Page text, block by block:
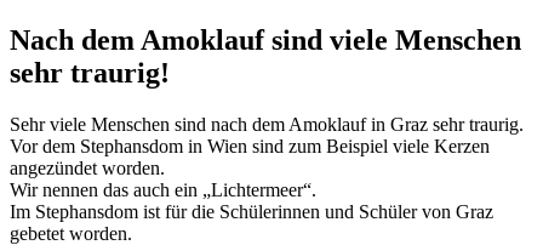
Nach dem Amoklauf sind viele Menschen
sehr traurig!
Sehr viele Menschen sind nach dem Amoklauf in Graz sehr traurig.
Vor dem Stephansdom in Wien sind zum Beispiel viele Kerzen
angezündet worden.
Wir nennen das auch ein „Lichtermeer“.
Im Stephansdom ist für die Schülerinnen und Schüler von Graz
gebetet worden.